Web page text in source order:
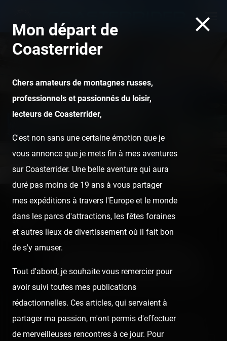
À la découverte de Pégase
Express et ses petits
Home Posts À la découverte de Pégase Express et ses petits
secrets
À la découverte de Pégase
Express et ses petits secrets
Published9 years agoby Coasterrider | Reading time:
≈ 5 minutes
👍 9 😍 1
Mon départ de
Coasterrider
Chers amateurs de montagnes russes,
professionnels et passionnés du loisir,
lecteurs de Coasterrider,
C'est non sans une certaine émotion que je
vous annonce que je mets fin à mes aventures
sur Coasterrider. Une belle aventure qui aura
duré pas moins de 19 ans à vous partager
mes expéditions à travers l'Europe et le monde
dans les parcs d'attractions, les fêtes foraines
et autres lieux de divertissement où il fait bon
de s'y amuser.
Tout d'abord, je souhaite vous remercier pour
avoir suivi toutes mes publications
rédactionnelles. Ces articles, qui servaient à
partager ma passion, m'ont permis d'effectuer
de merveilleuses rencontres à ce jour. Pour